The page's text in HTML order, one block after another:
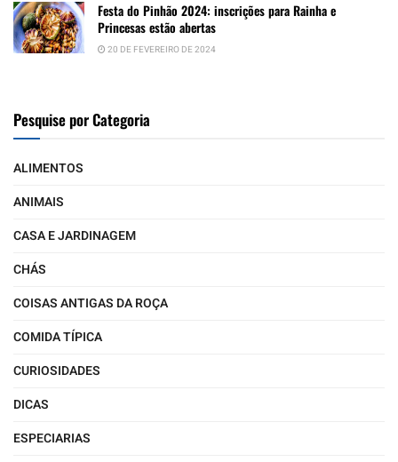
Festa do Pinhão 2024: inscrições para Rainha e
Princesas estão abertas
20 DE FEVEREIRO DE 2024
Pesquise por Categoria
ALIMENTOS
ANIMAIS
CASA E JARDINAGEM
CHÁS
COISAS ANTIGAS DA ROÇA
COMIDA TÍPICA
CURIOSIDADES
DICAS
ESPECIARIAS